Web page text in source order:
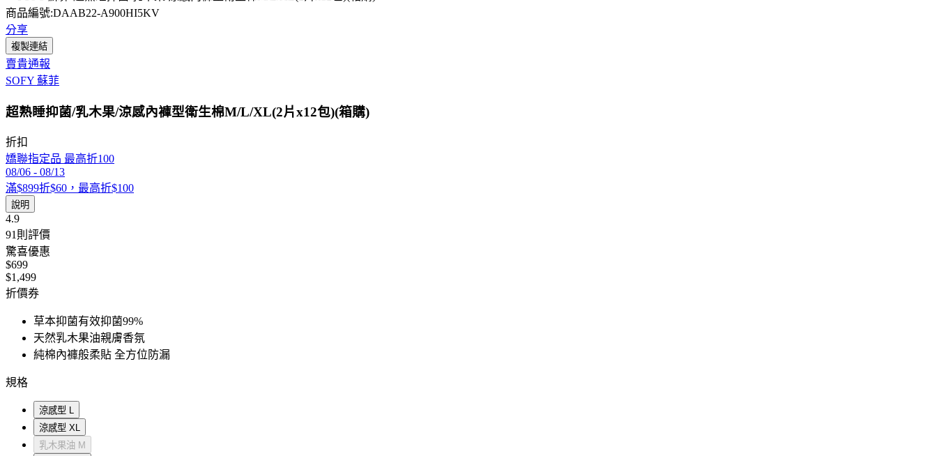
商品編號:DAAB22-A900HI5KV
分享
複製連結
賣貴通報
SOFY 蘇菲
超熟睡抑菌/乳木果/涼感內褲型衛生棉M/L/XL(2片x12包)(箱購)
折扣
嬌聯指定品 最高折100
08/06 - 08/13
滿$899折$60，最高折$100
說明
4.9
91則評價
驚喜優惠
$699
$1,499
折價券
草本抑菌有效抑菌99%
天然乳木果油親膚香氛
純棉內褲般柔貼 全方位防漏
規格
涼感型 L
涼感型 XL
乳木果油 M